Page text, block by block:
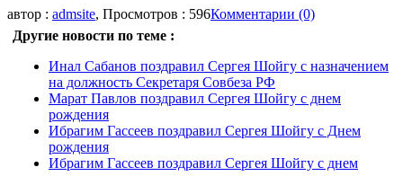
автор : admsite, Просмотров : 596Комментарии (0)
Другие новости по теме :
Инал Сабанов поздравил Сергея Шойгу с назначением
на должность Секретаря Совбеза РФ
Марат Павлов поздравил Сергея Шойгу с днем
рождения
Ибрагим Гассеев поздравил Сергея Шойгу с Днем
рождения
Ибрагим Гассеев поздравил Сергея Шойгу с днем